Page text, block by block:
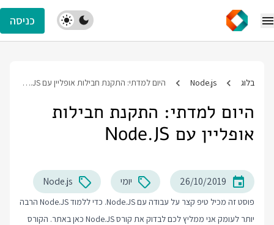
כניסה
בלוג Node.js היום למדתי: התקנת חבילות אופליין עם Node.JS
היום למדתי: התקנת חבילות
אופליין עם Node.JS
26/10/2019 יומי Node.js
פוסט זה מכיל טיפ קצר על עבודה עם Node.JS. כדי ללמוד Node.JS הרבה
יותר לעומק אני ממליץ לכם לבדוק את קורס Node.JS
כאן באתר. הקורס